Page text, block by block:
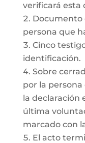
verificará esta
Documento
persona que
Cinco
identificación.
Sobre
por la
la declaración
última
marcado con
El acto